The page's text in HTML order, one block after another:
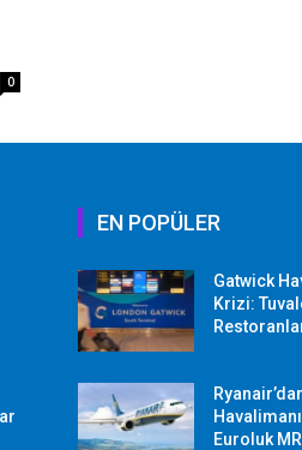
0
EN POPÜLER
Gatwick
Krizi:
Euroluk